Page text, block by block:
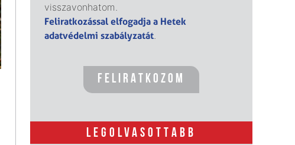
visszavonhatom.
Feliratkozással elfogadja a Hetek
adatvédelmi szabályzatát
LEGOLVASOTTABB